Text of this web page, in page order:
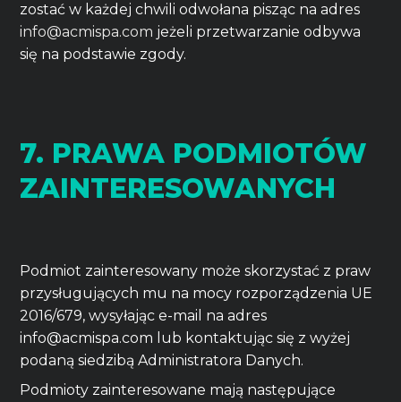
zostać w każdej chwili odwołana pisząc na adres
info@acmispa.com jeżeli przetwarzanie odbywa
się na podstawie zgody.
7. PRAWA PODMIOTÓW
ZAINTERESOWANYCH
Podmiot zainteresowany może skorzystać z praw
przysługujących mu na mocy rozporządzenia UE
2016/679, wysyłając e-mail na adres
info@acmispa.com lub kontaktując się z wyżej
podaną siedzibą Administratora Danych.
Podmioty zainteresowane mają następujące